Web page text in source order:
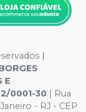
|
E
0001-30 | Rua
- RJ - CEP